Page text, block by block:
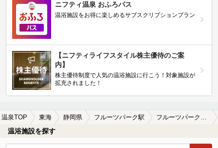
ニフティ温泉 おふろパス
温浴施設をお得に楽しめるサブスクリプションプラン
【ニフティライフスタイル株主優待のご案
内】
株主優待制度で人気の温浴施設に行こう！対象施設が
拡充されました！
温泉TOP 東海 静岡県 フルーツパーク駅 フルーツパーク駅近くの温泉宿・温泉旅館・ホテルおすすめ(2026年版)
温浴施設を探す